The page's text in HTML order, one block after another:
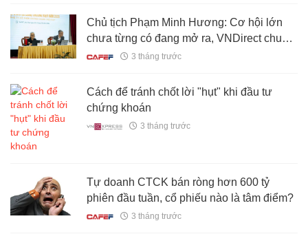
Chủ tịch Phạm Minh Hương: Cơ hội lớn
chưa từng có đang mở ra, VNDirect chuẩn
bị "comeback"3 tháng trước
Cách để tránh chốt lời "hụt" khi đầu tư
chứng khoán
3 tháng trước
Tự doanh CTCK bán ròng hơn 600 tỷ
phiên đầu tuần, cổ phiếu nào là tâm điểm?
3 tháng trước